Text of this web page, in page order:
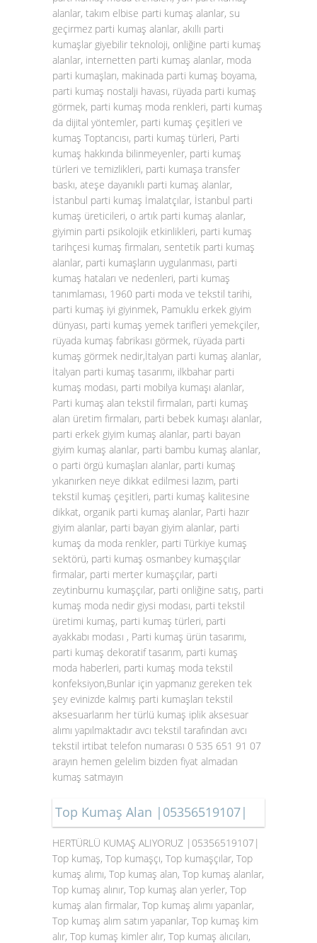
alanlar, takım elbise parti kumaş alanlar, su
geçirmez parti kumaş alanlar, akıllı parti
kumaşlar giyebilir teknoloji, onliğine parti kumaş
alanlar, internetten parti kumaş alanlar, moda
parti kumaşları, makinada parti kumaş boyama,
parti kumaş nostalji havası, rüyada parti kumaş
görmek, parti kumaş moda renkleri, parti kumaş
da dijital yöntemler, parti kumaş çeşitleri ve
kumaş Toptancısı, parti kumaş türleri, Parti
kumaş hakkında bilinmeyenler, parti kumaş
türleri ve temizlikleri, parti kumaşa transfer
baskı, ateşe dayanıklı parti kumaş alanlar,
İstanbul parti kumaş İmalatçılar, İstanbul parti
kumaş üreticileri, o artık parti kumaş alanlar,
giyimin parti psikolojik etkinlikleri, parti kumaş
tarihçesi kumaş firmaları, sentetik parti kumaş
alanlar, parti kumaşların uygulanması, parti
kumaş hataları ve nedenleri, parti kumaş
tanımlaması, 1960 parti moda ve tekstil tarihi,
parti kumaş iyi giyinmek, Pamuklu erkek giyim
dünyası, parti kumaş yemek tarifleri yemekçiler,
rüyada kumaş fabrikası görmek, rüyada parti
kumaş görmek nedir,İtalyan parti kumaş alanlar,
İtalyan parti kumaş tasarımı, ilkbahar parti
kumaş modası, parti mobilya kumaşı alanlar,
Parti kumaş alan tekstil firmaları, parti kumaş
alan üretim firmaları, parti bebek kumaşı alanlar,
parti erkek giyim kumaş alanlar, parti bayan
giyim kumaş alanlar, parti bambu kumaş alanlar,
o parti örgü kumaşları alanlar, parti kumaş
yıkanırken neye dikkat edilmesi lazım, parti
tekstil kumaş çeşitleri, parti kumaş kalitesine
dikkat, organik parti kumaş alanlar, Parti hazır
giyim alanlar, parti bayan giyim alanlar, parti
kumaş da moda renkler, parti Türkiye kumaş
sektörü, parti kumaş osmanbey kumaşçılar
firmalar, parti merter kumaşçılar, parti
zeytinburnu kumaşçılar, parti onliğine satış, parti
kumaş moda nedir giysi modası, parti tekstil
üretimi kumaş, parti kumaş türleri, parti
ayakkabı modası , Parti kumaş ürün tasarımı,
parti kumaş dekoratif tasarım, parti kumaş
moda haberleri, parti kumaş moda tekstil
konfeksiyon,Bunlar için yapmanız gereken tek
şey evinizde kalmış parti kumaşları tekstil
aksesuarlarım her türlü kumaş iplik aksesuar
alımı yapılmaktadır avcı tekstil tarafından avcı
tekstil irtibat telefon numarası 0 535 651 91 07
arayın hemen gelelim bizden fiyat almadan
kumaş satmayın
Top Kumaş Alan |05356519107|
HERTÜRLÜ KUMAŞ ALIYORUZ |05356519107|
Top kumaş, Top kumaşçı, Top kumaşçılar, Top
kumaş alımı, Top kumaş alan, Top kumaş alanlar,
Top kumaş alınır, Top kumaş alan yerler, Top
kumaş alan firmalar, Top kumaş alımı yapanlar,
Top kumaş alım satım yapanlar, Top kumaş kim
alır, Top kumaş kimler alır, Top kumaş alıcıları,